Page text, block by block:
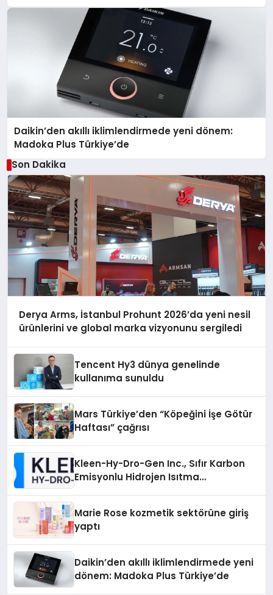
Daikin’den akıllı iklimlendirmede yeni dönem:
Madoka Plus Türkiye’de
Son Dakika
Derya Arms, İstanbul Prohunt 2026’da yeni nesil
ürünlerini ve global marka vizyonunu sergiledi
Tencent Hy3 dünya genelinde
kullanıma sunuldu
Mars Türkiye’den “Köpeğini İşe Götür
Haftası” çağrısı
Kleen-Hy-Dro-Gen Inc., Sıfır Karbon
Emisyonlu Hidrojen Isıtma
Marie Rose kozmetik sektörüne giriş
yaptı
Daikin’den akıllı iklimlendirmede yeni
dönem: Madoka Plus Türkiye’de